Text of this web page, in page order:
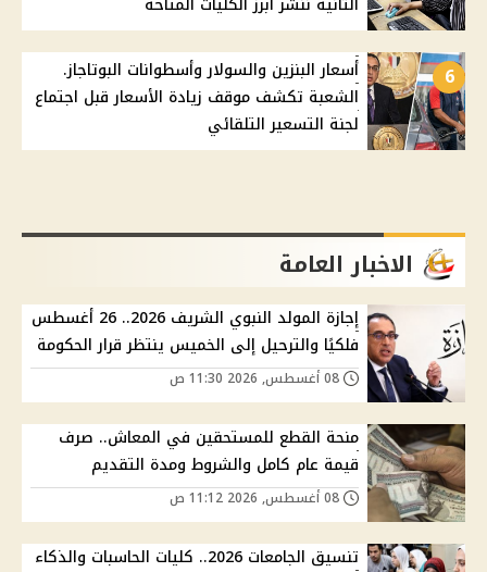
6
أسعار البنزين والسولار وأسطوانات البوتاجاز.
الشعبة تكشف موقف زيادة الأسعار قبل اجتماع
لجنة التسعير التلقائي
الاخبار العامة
إجازة المولد النبوي الشريف 2026.. 26 أغسطس
فلكيًا والترحيل إلى الخميس ينتظر قرار الحكومة
منحة القطع للمستحقين في المعاش.. صرف
قيمة عام كامل والشروط ومدة التقديم
تنسيق الجامعات 2026.. كليات الحاسبات والذكاء